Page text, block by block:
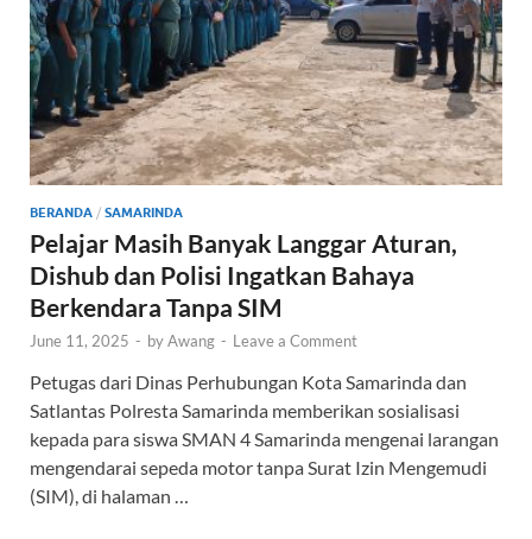
BERANDA / SAMARINDA
Pelajar Masih Banyak Langgar Aturan,
Dishub dan Polisi Ingatkan Bahaya
Berkendara Tanpa SIM
June 11, 2025 - byAwang - Leave a Comment
Petugas dari Dinas Perhubungan Kota Samarinda dan
Satlantas Polresta Samarinda memberikan sosialisasi
kepada para siswa SMAN 4 Samarinda mengenai larangan
mengendarai sepeda motor tanpa Surat Izin Mengemudi
(SIM), di halaman …